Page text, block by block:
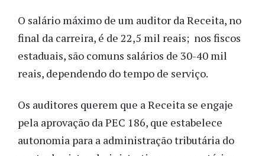
O salário máximo de um auditor da Receita, no
final da carreira, é de 22,5 mil reais; nos fiscos
estaduais, são comuns salários de 30-40 mil
reais, dependendo do tempo de serviço.
Os auditores querem que a Receita se engaje
pela aprovação da PEC 186, que estabelece
autonomia para a administração tributária do